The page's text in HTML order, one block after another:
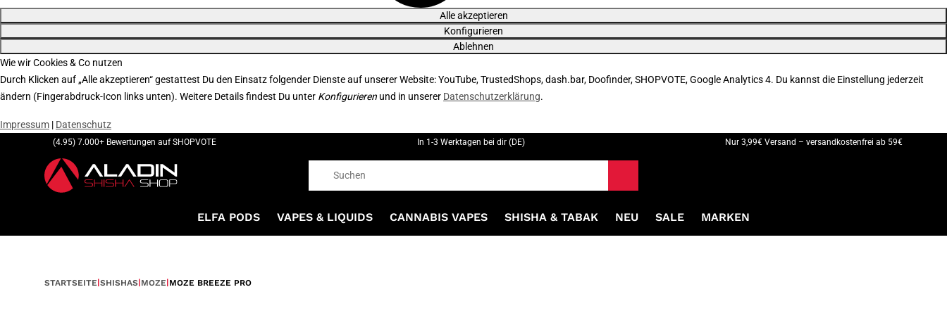
Alle akzeptieren
Konfigurieren
Ablehnen
Wie wir Cookies & Co nutzen
Durch Klicken auf „Alle akzeptieren“ gestattest Du den Einsatz folgender Dienste auf unserer Website: YouTube, TrustedShops, dash.bar, Doofinder, SHOPVOTE, Google Analytics 4. Du kannst die Einstellung jederzeit
ändern (Fingerabdruck-Icon links unten). Weitere Details findest Du unter Konfigurieren und in unserer Datenschutzerklärung.
Impressum | Datenschutz
(4.95) 7.000+ Bewertungen auf SHOPVOTE In 1-3 Werktagen bei dir (DE) Nur 3,99€ Versand – versandkostenfrei ab 59€
ELFA PODS VAPES & LIQUIDS CANNABIS VAPES SHISHA & TABAK NEU SALE MARKEN
STARTSEITE SHISHAS MOZE MOZE BREEZE PRO